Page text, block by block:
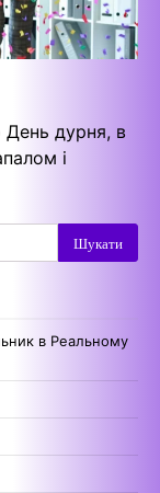
День дурня, в
і
в Реальному